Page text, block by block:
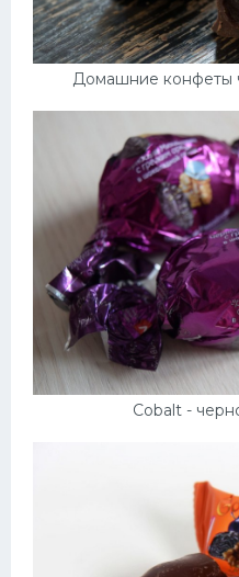
Домашние конфеты
Cobalt -